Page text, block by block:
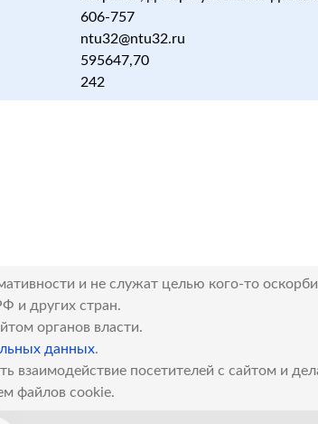
606-757
ntu32@ntu32.ru
595647,70
242
и не служат целью кого-то
и других стран.
органов власти.
данных.
взаимодействие посетителей с сайтом и
файлов cookie.